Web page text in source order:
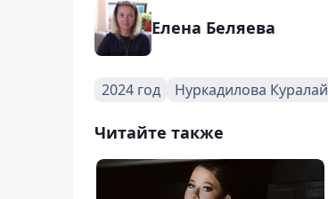
Елена Беляева
2024 год Нуркадилова Куралай
Читайте также